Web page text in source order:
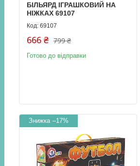
БІЛЬЯРД ІГРАШКОВИЙ НА
НІЖКАХ 69107
69107
799 ₴
666 ₴
Готово до відправки
–17%